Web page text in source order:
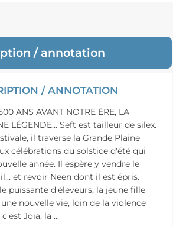
/ annotation
/ ANNOTATION
ANS AVANT NOTRE ÈRE, LA
LÉGENDE... Seft est tailleur de silex.
il traverse la Grande Plaine
célébrations du solstice d'été qui
année. Il espère y vendre le
et revoir Neen dont il est épris.
puissante d'éleveurs, la jeune fille
nouvelle vie, loin de la violence
Joia, la ...